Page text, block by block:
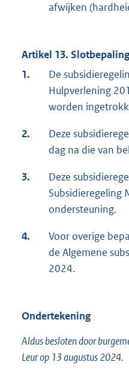
afwijken
Artikel 13.
1.
De
Hulpverlening
worden
2.
Deze
dag na die van
3.
Deze
Subsidieregeling
ondersteuning.
4.
Voor overige
de Algemene
2024.
Ondertekening
Aldus besloten door
Leur op 13 augustus 2024.